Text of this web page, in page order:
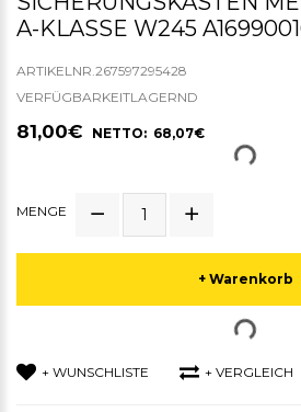
A-KLASSE W245
ARTIKELNR.267597295428
VERFÜGBARKEITLAGERND
81,00€ NETTO: 68,07€
MENGE
+ Warenkorb
+ WUNSCHLISTE + VERGLEICH